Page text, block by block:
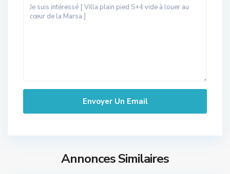
Annonces Similaires